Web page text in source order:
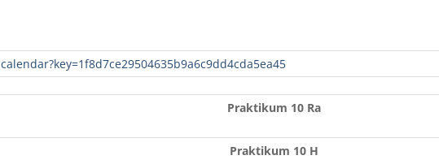
calendar?key=1f8d7ce29504635b9a6c9dd4cda5ea45
Praktikum 10 Ra
Praktikum 10 H